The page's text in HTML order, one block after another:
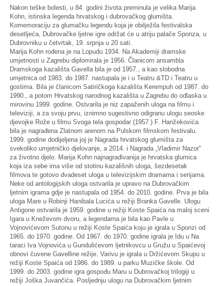
Nakon teške bolesti, u 84. godini života preminula je velika Marija
Kohn, istinska legenda hrvatskog i dubrovačkog glumišta.
Komemoraciju za glumačku legendu koja je obilježila festivalska
desetljeća, Dubrovačke ljetne igre održat će u atriju palače Sponza, u
Dubrovniku u četvrtak, 19. srpnja u 20 sati.
Marija Kohn rođena je na Lopudu 1934. Na Akademiji dramske
umjetnosti u Zagrebu diplomirala je 1956. Članicom ansambla
Dramskoga kazališta Gavella bila je od 1957., a kao slobodna
umjetnica od 1983. do 1987. nastupala je i u Teatru &TD i Teatru u
gostima. Bila je članicom Satiričkoga kazališta Kerempuh od 1987. do
1990., a potom Hrvatskog narodnog kazališta u Zagrebu do odlaska u
mirovinu 1999. godine. Ostvarila je niz zapaženih uloga na filmu i
televiziji, a za svoju prvu, iznimno sugestivno odigranu ulogu seoske
djevojke Rože u filmu Svoga tela gospodar (1957.) F. Hanžekovića
bila je nagrađena Zlatnom arenom na Pulskom filmskom festivalu.
1999. godine dodijeljena joj je Nagrada hrvatskog glumišta za
svekoliko umjetničko djelovanje, a 2014. i Nagrada „Vladimir Nazor“
za životno djelo. Marija Kohn najnagrađivanija je hrvatska glumica
koja iza sebe ima više od stotinu kazališnih uloga, šezdesetak
filmova te gotovo dvadeset uloga u televizijskim dramama i serijama.
Neke od antologijskih uloga ostvarila je upravo na Dubrovačkim
ljetnim igrama gdje je nastupala od 1954. do 2010. godine. Prva je bila
uloga Mare u Robinji Hanibala Lucića u režiji Branka Gavelle. Ulogu
Antigone ostvarila je 1959. godine u režiji Koste Spaića na maloj sceni
Igara u Kneževom dvoru, a legendarna je bila kao Pavle u
Vojnovićevom Sutonu u režiji Koste Spaića koju je igrala u Sponzi od
1965. do 1970. godine. Od 1967. do 1970. godine igrala je Idu u Na
taraci Iva Vojnovića u Gundulićevom ljetnikovcu u Gružu u Spaićevoj
obnovi čuvene Gavelline režije. Varivu je igrala u Držićevom Skupu u
režiji Koste Spaića od 1986. do 1989. u parku Muzičke škole. Od
1999. do 2003. godine igra gospođu Maru u Dubrovačkoj trilogiji u
režiji Joška Juvančića. Posljednju ulogu na Dubrovačkim ljetnim